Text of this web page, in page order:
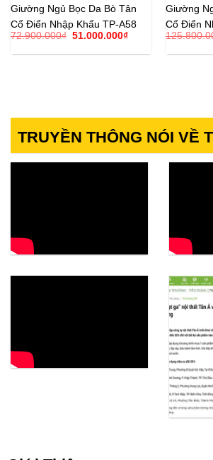
Giường Ngủ Bọc Da Bò Tân
Cổ Điển Nhập Khẩu TP-A58
72.900.000₫ Giá
là:
51.000.000₫Giá
tại
Giường
Cổ Điển
TRUYỀN THÔNG NÓI VỀ